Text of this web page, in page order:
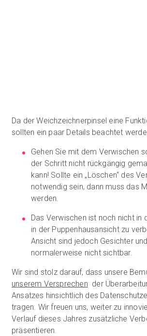
Da der Weichzeichnerpinsel eine
sollten ein paar Details beachtet
Gehen Sie mit dem Verwischen
der Schritt nicht rückgängig
kann! Sollte ein „Löschen“ des
notwendig sein, dann muss das
werden.
Das Verwischen ist noch nicht in
in der Puppenhausansicht zu
Ansicht sind jedoch Gesichter
normalerweise nicht sichtbar.
Wir sind stolz darauf, dass unsere
unserem Versprechen der
Ansatzes hinsichtlich des
tragen. Wir freuen uns, weiter zu
Verlauf dieses Jahres zusätzliche
präsentieren.